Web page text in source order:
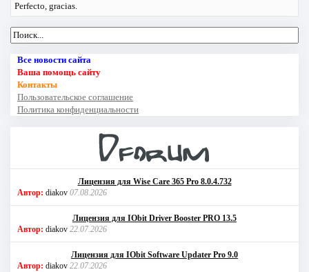
Perfecto, gracias.
Все новости сайта
Ваша помощь сайту
Контакты
Пользовательское соглашение
Политика конфиденциальности
Лицензия для Wise Care 365 Pro 8.0.4.732
Автор: diakov 07.08.2026
Лицензия для IObit Driver Booster PRO 13.5
Автор: diakov 22.07.2026
Лицензия для IObit Software Updater Pro 9.0
Автор: diakov 22.07.2026